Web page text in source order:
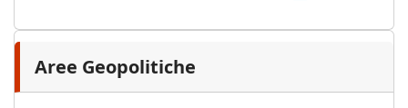
Aree Geopolitiche